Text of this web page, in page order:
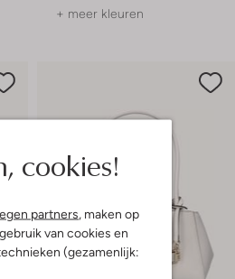
cookies!
partners, maken op
van cookies en
(gezamenlijk:
+ meer kleuren